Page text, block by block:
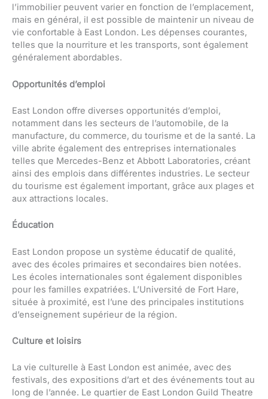
l’immobilier peuvent varier en fonction de l’emplacement,
mais en général, il est possible de maintenir un niveau de
vie confortable à East London. Les dépenses courantes,
telles que la nourriture et les transports, sont également
généralement abordables.
Opportunités d’emploi
East London offre diverses opportunités d’emploi,
notamment dans les secteurs de l’automobile, de la
manufacture, du commerce, du tourisme et de la santé. La
ville abrite également des entreprises internationales
telles que Mercedes-Benz et Abbott Laboratories, créant
ainsi des emplois dans différentes industries. Le secteur
du tourisme est également important, grâce aux plages et
aux attractions locales.
Éducation
East London propose un système éducatif de qualité,
avec des écoles primaires et secondaires bien notées.
Les écoles internationales sont également disponibles
pour les familles expatriées. L’Université de Fort Hare,
située à proximité, est l’une des principales institutions
d’enseignement supérieur de la région.
Culture et loisirs
La vie culturelle à East London est animée, avec des
festivals, des expositions d’art et des événements tout au
long de l’année. Le quartier de East London Guild Theatre